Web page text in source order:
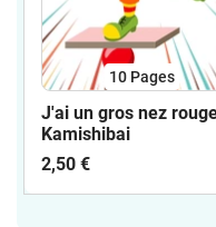
10 Pages
J'ai un gros nez
Kamishibai
2,50 €